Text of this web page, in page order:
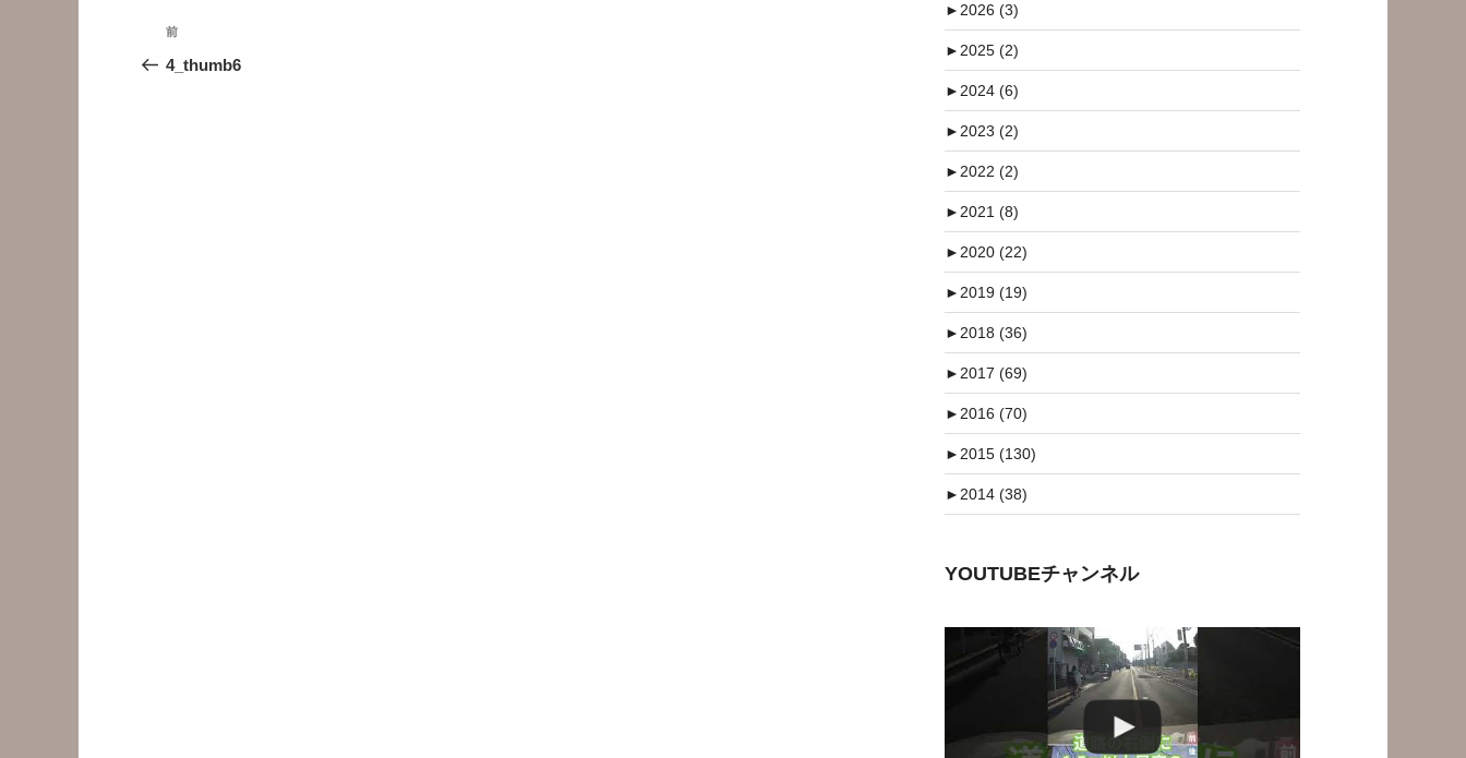
投
稿
前
の
前
4_thumb6
►2026 (3)
►2025 (2)
►2024 (6)
►2023 (2)
►2022 (2)
►2021 (8)
►2020 (22)
►2019 (19)
►2018 (36)
►2017 (69)
►2016 (70)
►2015 (130)
►2014 (38)
YOUTUBEチャンネル